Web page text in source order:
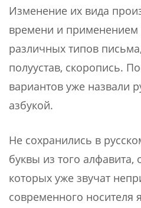
Изменение их вида
времени и
различных типов письма,
полуустав, скоропись.
вариантов уже назвали
азбукой.
Не сохранились в
буквы из того алфавита,
которых уже звучат
современного